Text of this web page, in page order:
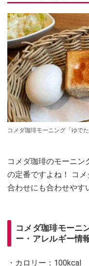
コメダ珈琲モーニング「ゆでた
コメダ珈琲のモーニン
の定番ですよね！ コ
合わせにも合わせやす
コメダ珈琲モーニ
ー・アレルギー情
・カロリー：100kcal